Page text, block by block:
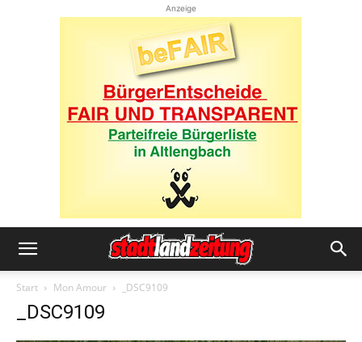
Anzeige
Start Mon Amour _DSC9109
_DSC9109